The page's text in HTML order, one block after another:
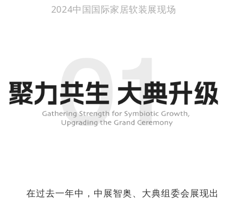
2024中国国际家居软装展现场
在过去一年中，中展智奥、大典组委会展现出